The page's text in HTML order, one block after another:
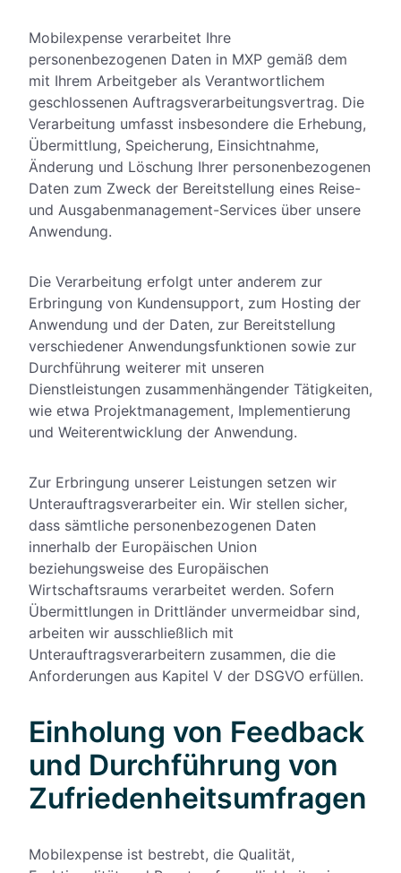
Mobilexpense verarbeitet Ihre
personenbezogenen Daten in MXP gemäß dem
mit Ihrem Arbeitgeber als Verantwortlichem
geschlossenen Auftragsverarbeitungsvertrag. Die
Verarbeitung umfasst insbesondere die Erhebung,
Übermittlung, Speicherung, Einsichtnahme,
Änderung und Löschung Ihrer personenbezogenen
Daten zum Zweck der Bereitstellung eines Reise-
und Ausgabenmanagement-Services über unsere
Anwendung.
Die Verarbeitung erfolgt unter anderem zur
Erbringung von Kundensupport, zum Hosting der
Anwendung und der Daten, zur Bereitstellung
verschiedener Anwendungsfunktionen sowie zur
Durchführung weiterer mit unseren
Dienstleistungen zusammenhängender Tätigkeiten,
wie etwa Projektmanagement, Implementierung
und Weiterentwicklung der Anwendung.
Zur Erbringung unserer Leistungen setzen wir
Unterauftragsverarbeiter ein. Wir stellen sicher,
dass sämtliche personenbezogenen Daten
innerhalb der Europäischen Union
beziehungsweise des Europäischen
Wirtschaftsraums verarbeitet werden. Sofern
Übermittlungen in Drittländer unvermeidbar sind,
arbeiten wir ausschließlich mit
Unterauftragsverarbeitern zusammen, die die
Anforderungen aus Kapitel V der DSGVO erfüllen.
Einholung von Feedback
und Durchführung von
Zufriedenheitsumfragen
Mobilexpense ist bestrebt, die Qualität,